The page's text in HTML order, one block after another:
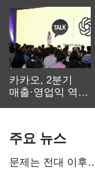
카카오, 2분기
매출·영업익 역대
주요 뉴스
문제는 전대 이후